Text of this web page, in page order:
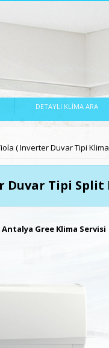
DETAYLI KLİMA ARA
( Inverter Duvar Tipi
Tipi Split
Antalya Gree Klima Servisi